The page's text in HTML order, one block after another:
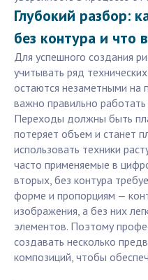
Глубокий разбор:
без контура и что
Для успешного создания
учитывать ряд
остаются незаметными на
важно правильно
Переходы должны быть
потеряет объем и станет
использовать техники
часто применяемые в
вторых, без контура
форме и пропорциям —
изображения, а без них
элементов. Поэтому
создавать несколько
композиций, чтобы